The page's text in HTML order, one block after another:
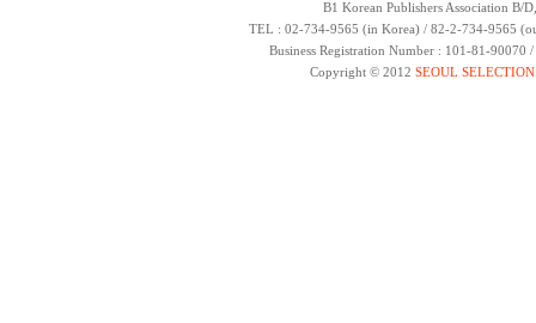
B1 Korean Publishers Association B/
TEL : 02-734-9565 (in Korea) / 82-2-734-9565
Business Registration Number : 101-81-
Copyright © 2012 SEOUL SELECTION